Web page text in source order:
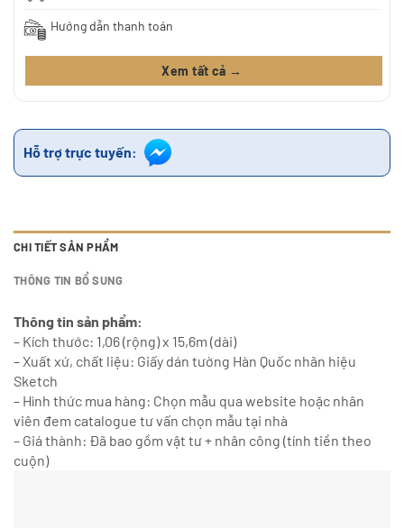
Hướng dẫn thanh toán
Xem tất cả →
Hỗ trợ trực tuyến:
CHI TIẾT SẢN PHẨM
THÔNG TIN BỔ SUNG
Thông tin sản phẩm:
– Kích thước: 1,06 (rộng) x 15,6m (dài)
– Xuất xứ, chất liệu: Giấy dán tường Hàn Quốc nhãn hiệu
Sketch
– Hình thức mua hàng: Chọn mẫu qua website hoặc nhân
viên đem catalogue tư vấn chọn mẫu tại nhà
– Giá thành: Đã bao gồm vật tư + nhân công (tính tiền theo
cuộn)